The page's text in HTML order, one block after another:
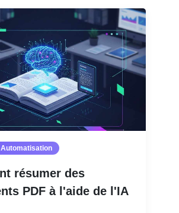
résumer des
PDF à l'aide de l'IA